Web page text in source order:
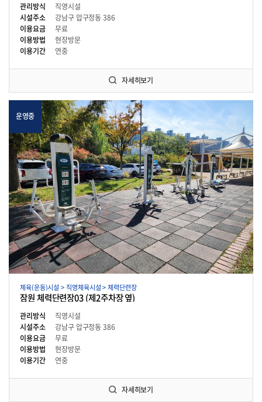
관리방식
직영시설
시설주소
강남구 압구정동 386
이용요금
무료
이용방법
현장방문
이용기간
연중
자세히보기
운영중
체육(운동)시설 > 직영체육시설 > 체력단련장
잠원 체력단련장03 (제2주차장 옆)
관리방식
직영시설
시설주소
강남구 압구정동 386
이용요금
무료
이용방법
현장방문
이용기간
연중
자세히보기